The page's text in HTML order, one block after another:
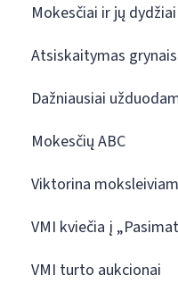
Mokesčiai ir jų dydžiai
Atsiskaitymas
Dažniausiai
Mokesčių ABC
Viktorina
VMI kviečia į
VMI turto aukcionai